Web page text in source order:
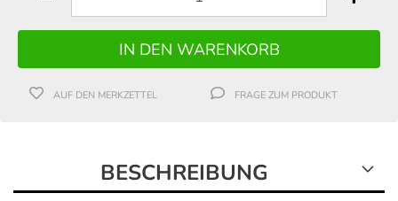
AUF DEN MERKZETTEL FRAGE ZUM PRODUKT
BESCHREIBUNG